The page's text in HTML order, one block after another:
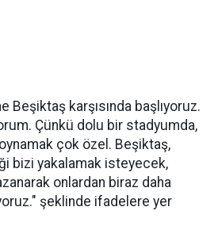
Beşiktaş karşısında başlıyoruz.
Çünkü dolu bir stadyumda,
çok özel. Beşiktaş,
bizi yakalamak isteyecek,
onlardan biraz daha
şeklinde ifadelere yer